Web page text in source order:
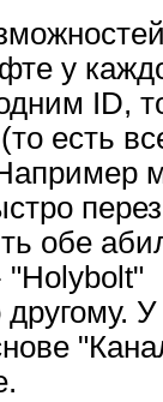
у
ID,
есть
обе
"Holybolt"